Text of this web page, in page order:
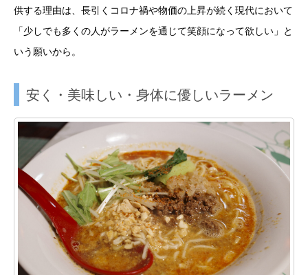
供する理由は、長引くコロナ禍や物価の上昇が続く現代において
「少しでも多くの人がラーメンを通じて笑顔になって欲しい」と
いう願いから。
安く・美味しい・身体に優しいラーメン